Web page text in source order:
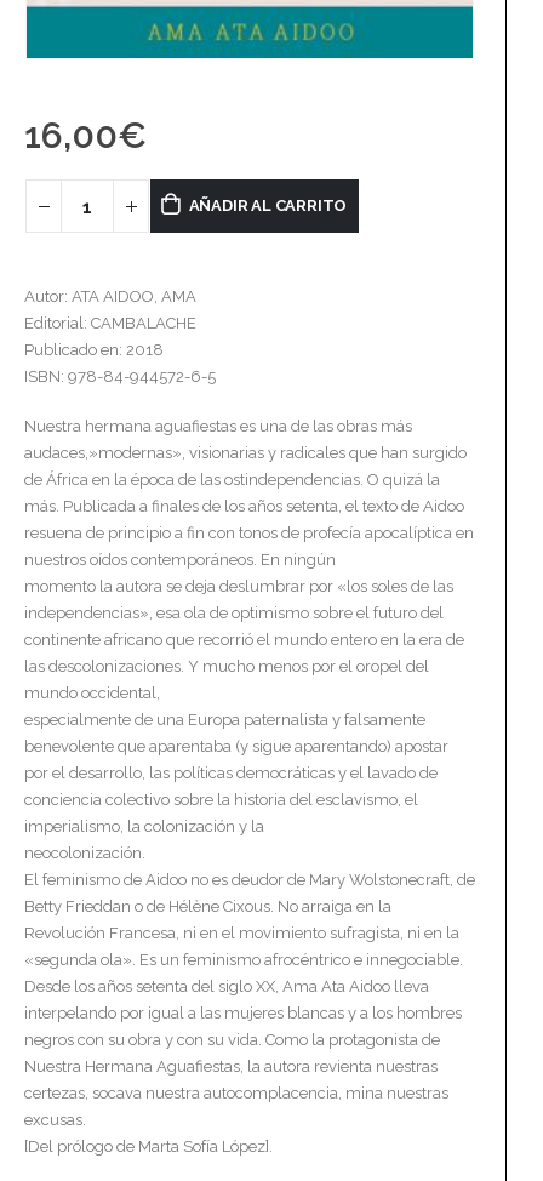
16,00€
AÑADIR AL CARRITO
Autor: ATA AIDOO, AMA
Editorial: CAMBALACHE
Publicado en: 2018
ISBN: 978-84-944572-6-5
Nuestra hermana aguafiestas es una de las obras más
audaces,»modernas», visionarias y radicales que han surgido
de África en la época de las ostindependencias. O quizá la
más. Publicada a finales de los años setenta, el texto de Aidoo
resuena de principio a fin con tonos de profecía apocalíptica en
nuestros oídos contemporáneos. En ningún
momento la autora se deja deslumbrar por «los soles de las
independencias», esa ola de optimismo sobre el futuro del
continente africano que recorrió el mundo entero en la era de
las descolonizaciones. Y mucho menos por el oropel del
mundo occidental,
especialmente de una Europa paternalista y falsamente
benevolente que aparentaba (y sigue aparentando) apostar
por el desarrollo, las políticas democráticas y el lavado de
conciencia colectivo sobre la historia del esclavismo, el
imperialismo, la colonización y la
neocolonización.
El feminismo de Aidoo no es deudor de Mary Wolstonecraft, de
Betty Frieddan o de Hélène Cixous. No arraiga en la
Revolución Francesa, ni en el movimiento sufragista, ni en la
«segunda ola». Es un feminismo afrocéntrico e innegociable.
Desde los años setenta del siglo XX, Ama Ata Aidoo lleva
interpelando por igual a las mujeres blancas y a los hombres
negros con su obra y con su vida. Como la protagonista de
Nuestra Hermana Aguafiestas, la autora revienta nuestras
certezas, socava nuestra autocomplacencia, mina nuestras
excusas.
[Del prólogo de Marta Sofía López].